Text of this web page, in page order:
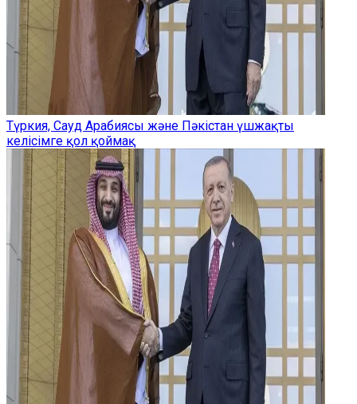
Түркия, Сауд Арабиясы және Пәкістан үшжақты
келісімге қол қоймақ